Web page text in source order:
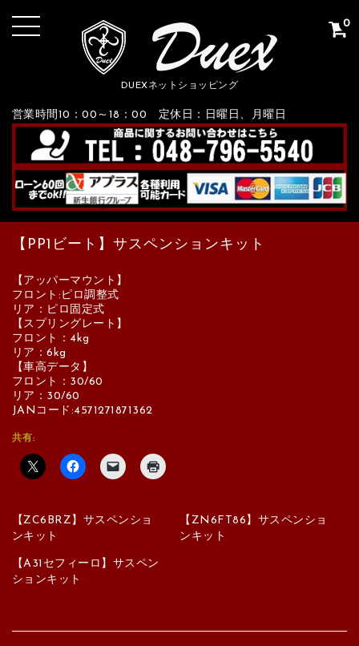
DUEXネットショッピング
営業時間10：00～18：00 定休日：日曜日、月曜日
0
【PP1ビート】サスペンションキット
【アッパーマウント】
フロント:ピロ調整式
リア：ピロ固定式
【スプリングレート】
フロント：4kg
リア：6kg
【車高データ】
フロント：30/60
リア：30/60
JANコード:4571271871362
共有:
【ZC6BRZ】サスペンショ
ンキット
【ZN6FT86】サスペンショ
ンキット
【A31セフィーロ】サスペン
ションキット